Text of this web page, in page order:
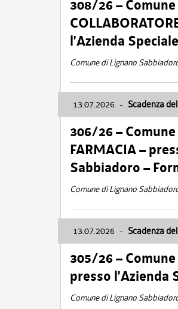
308/26 –
l’Azienda
Comune di Lignano
13.07.2026 - Scadenza
306/26 –
FARMACIA –
Sabbiadoro –
Comune di Lignano
13.07.2026 - Scadenza
305/26 –
presso l’Azienda
Comune di Lignano